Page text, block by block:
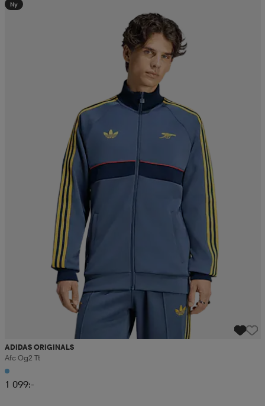
Ny
ADIDAS ORIGINALS
Afc Og2 Tt
1 099:-